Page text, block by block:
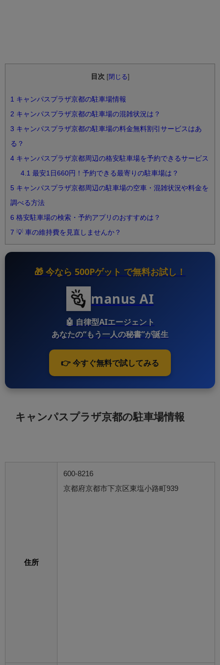
目次 閉じる
1 キャンパスプラザ京都の駐車場情報
2 キャンパスプラザ京都の駐車場の混雑状況は？
3 キャンパスプラザ京都の駐車場の料金無料割引サービスはあ
る？
4 キャンパスプラザ京都周辺の格安駐車場を予約できるサービス
4.1 最安1日660円！予約できる最寄りの駐車場は？
5 キャンパスプラザ京都周辺の駐車場の空車・混雑状況や料金を
調べる方法
6 格安駐車場の検索・予約アプリのおすすめは？
7 💡 車の維持費を見直しませんか？
🎁 今なら 500Pゲット で無料お試し！
manus AI
🤖 自律型AIエージェント
あなたの“もう一人の秘書”が誕生
👉 今すぐ無料で試してみる
キャンパスプラザ京都の駐車場情報
住所
600-8216
京都府京都市下京区東塩小路町939